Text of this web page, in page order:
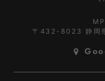
〒432-8023静岡